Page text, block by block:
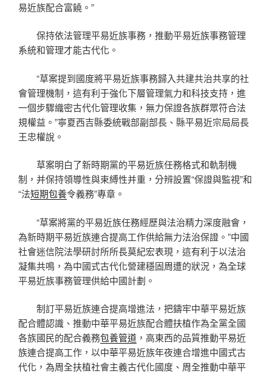
易近族配合富饒。”
保持依法管理平易近族事務，推動平易近族事務管理
系統和管理才能古代化。
“草案提到國度將平易近族事務歸入共建共治共享的社
會管理機制，這有利于強化下層管理氣力和科技支持，進
一個步驟織密古代化管理收集，無力保證各族群眾符合法
規權益。”寧夏西吉縣委統戰部副部長、縣平易近宗局局長
王忠權說。
草案明白了新時期黨的平易近族任務格式和軌制機
制，并保持領導性與束縛性并重，分辨設置“保證與監視”和
“法短期包養令義務”專章。
“草案將黨的平易近族任務經歷與法治精力深度融會，
為新時期平易近族連合提高工作供給無力法治保證。”中國
社會迷信院法學研討所所長莫紀宏表現，這有利于以法治
凝集共鳴，為中國式古代化營建穩固周遭的狀況，為全球
平易近族事務管理供給中國計劃。
制訂平易近族連合提高增進法，把鑄牢中華平易近族
配合體認識、推動中華平易近族配合體扶植作為全黨全國
各族國民的配合義務包養管道 ，高東西的品質推動平易近
族連合提高工作，以中華平易近族年夜連合增進中國式古
代化，為周全扶植社會主義古代化國度、周全推動中華平